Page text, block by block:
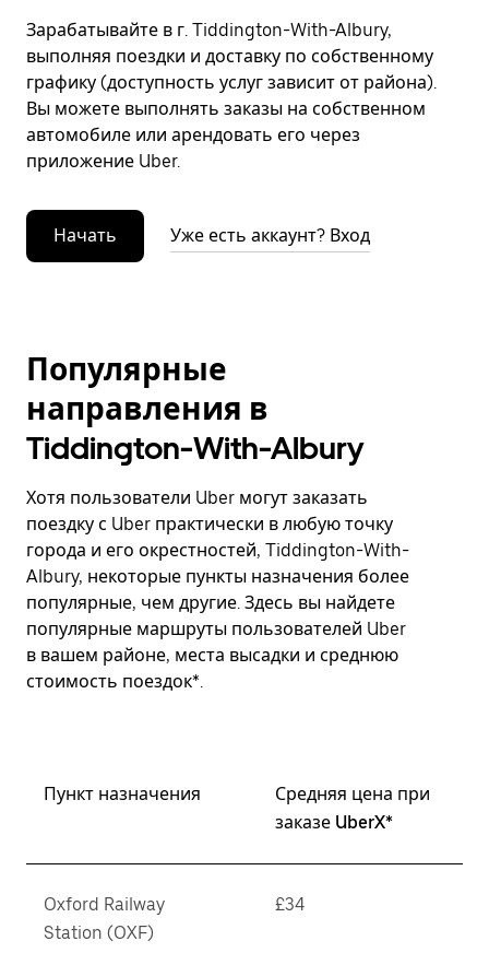
Зарабатывайте в г. Tiddington-With-Albury,
выполняя поездки и доставку по собственному
графику (доступность услуг зависит от района).
Вы можете выполнять заказы на собственном
автомобиле или арендовать его через
приложение Uber.
Начать Уже есть аккаунт? Вход
Популярные
направления в
Tiddington-With-Albury
Хотя пользователи Uber могут заказать
поездку с Uber практически в любую точку
города и его окрестностей, Tiddington-With-
Albury, некоторые пункты назначения более
популярные, чем другие. Здесь вы найдете
популярные маршруты пользователей Uber
в вашем районе, места высадки и среднюю
стоимость поездок*.
Пункт назначения
Средняя цена при
заказе UberX*
Oxford Railway
Station (OXF)
£34